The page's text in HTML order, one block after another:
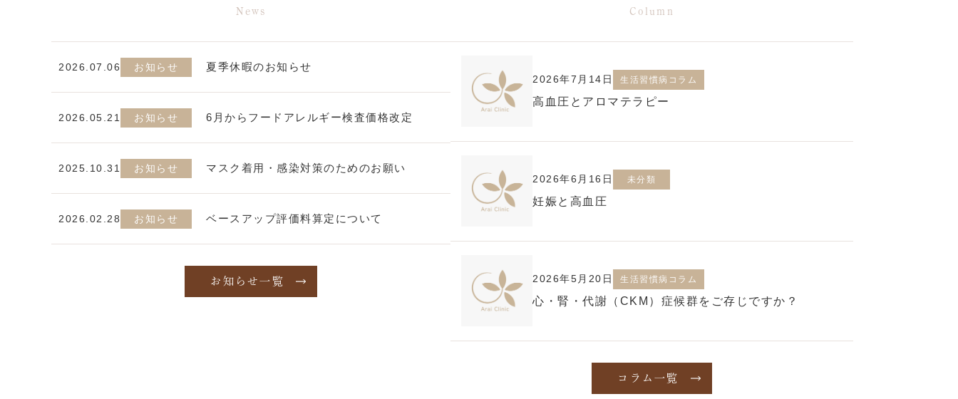
News
2026.07.06 お知らせ 夏季休暇のお知らせ
2026.05.21 お知らせ 6月からフードアレルギー検査価格改定
2025.10.31 お知らせ マスク着用・感染対策のためのお願い
2026.02.28 お知らせ ベースアップ評価料算定について
お知らせ一覧
Column
2026年7月14日 生活習慣病コラム
高血圧とアロマテラピー
2026年6月16日 未分類
妊娠と高血圧
2026年5月20日 生活習慣病コラム
心・腎・代謝（CKM）症候群をご存じですか？
コラム一覧